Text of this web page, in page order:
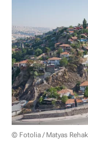
© Fotolia / Matyas Rehak